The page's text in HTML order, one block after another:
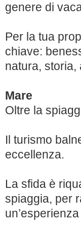
genere di
Per la tua
chiave:
natura, storia,
Mare
Oltre la
Il turismo
eccellenza.
La sfida è
spiaggia, per